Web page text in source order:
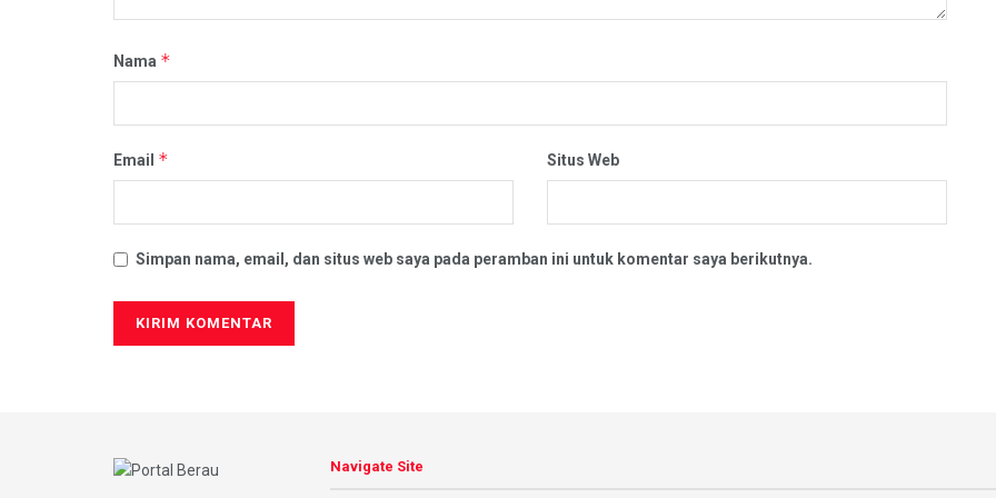
Nama *
Email * Situs Web
Simpan nama, email, dan situs web saya pada peramban ini untuk komentar saya berikutnya.
Navigate Site